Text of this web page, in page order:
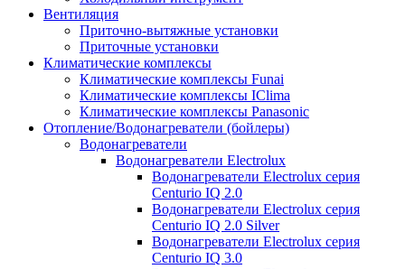
Вентиляция
Приточно-вытяжные установки
Приточные установки
Климатические комплексы
Климатические комплексы Funai
Климатические комплексы IClima
Климатические комплексы Panasonic
Отопление/Водонагреватели (бойлеры)
Водонагреватели
Водонагреватели Electrolux
Водонагреватели Electrolux серия
Centurio IQ 2.0
Водонагреватели Electrolux серия
Centurio IQ 2.0 Silver
Водонагреватели Electrolux серия
Centurio IQ 3.0